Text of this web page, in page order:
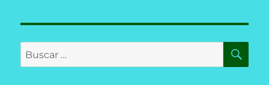
Buscar
por: